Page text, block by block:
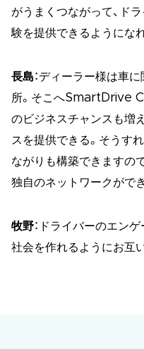
がうまくつながって、ド
験を提供できるようにな
長島：ディーラー様は車
所。そこへSmartDrive
のビジネスチャンスも増
スを提供できる。そうす
ながりも構築できますの
独自のネットワークがで
牧野：ドライバーのエン
社会を作れるようにお互